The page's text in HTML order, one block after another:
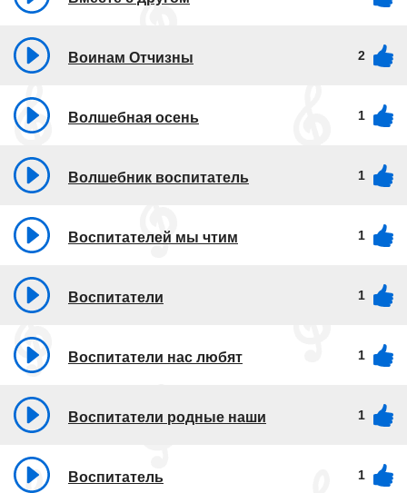
Воинам Отчизны 2
Волшебная осень 1
Волшебник воспитатель 1
Воспитателей мы чтим 1
Воспитатели 1
Воспитатели нас любят 1
Воспитатели родные наши 1
Воспитатель 1